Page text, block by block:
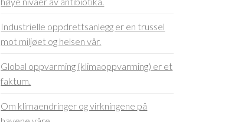
Industrielle oppdrettsanlegg er en trussel
mot miljøet og helsen vår.
Global oppvarming (klimaoppvarming) er et
faktum.
Om klimaendringer og virkningene på